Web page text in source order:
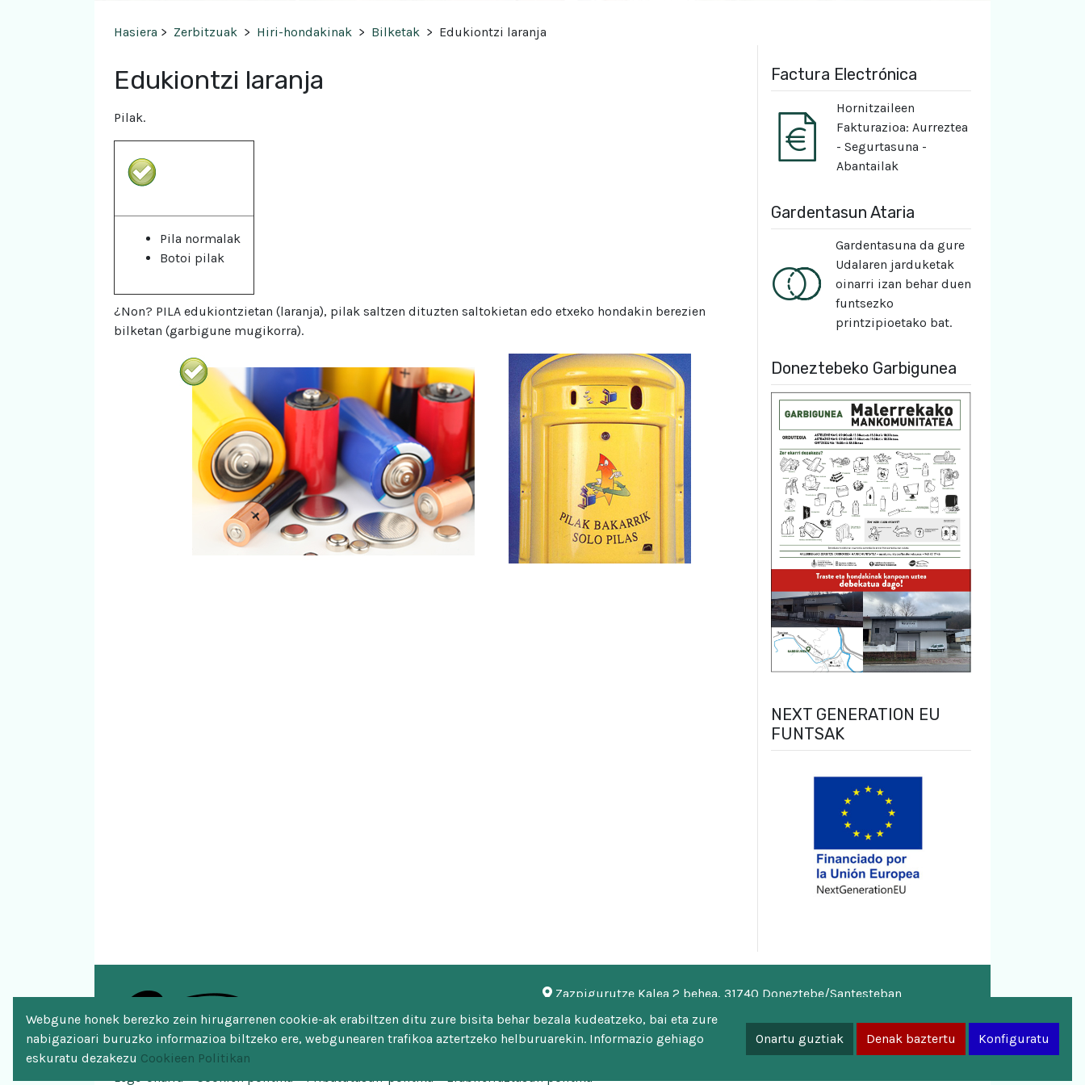
Hasiera > Zerbitzuak > Hiri-hondakinak > Bilketak > Edukiontzi laranja
Edukiontzi laranja
Pilak.
Pila normalak
Botoi pilak
¿Non? PILA edukiontzietan (laranja), pilak saltzen dituzten saltokietan edo etxeko hondakin berezien
bilketan (garbigune mugikorra).
Factura Electrónica
Hornitzaileen
Fakturazioa: Aurreztea
- Segurtasuna -
Abantailak
Gardentasun Ataria
Gardentasuna da gure
Udalaren jarduketak
oinarri izan behar duen
funtsezko
printzipioetako bat.
Doneztebeko Garbigunea
NEXT GENERATION EU
FUNTSAK
Zazpigurutze Kalea 2 behea, 31740 Doneztebe/Santesteban
948 451 746 | 948 451 669
mankomunitatea@malerreka.eus
Lege-oharra Cookien politika Pribatutasun-politika Erabilerraztasun politika
Webgune honek berezko zein hirugarrenen cookie-ak erabiltzen ditu zure bisita behar bezala kudeatzeko, bai eta zure
nabigazioari buruzko informazioa biltzeko ere, webgunearen trafikoa aztertzeko helburuarekin. Informazio gehiago
eskuratu dezakezu Cookieen Politikan
Onartu guztiak Denak baztertu Konfiguratu